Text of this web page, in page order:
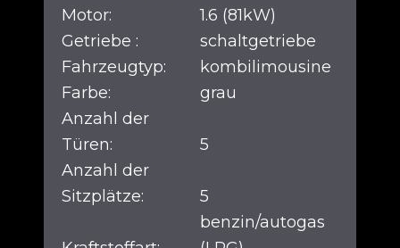
Motor:
1.6 (81kW)
Getriebe :
schaltgetriebe
Fahrzeugtyp:
kombilimousine
Farbe:
grau
Anzahl der
Türen:
5
Anzahl der
Sitzplätze:
5
benzin/autogas